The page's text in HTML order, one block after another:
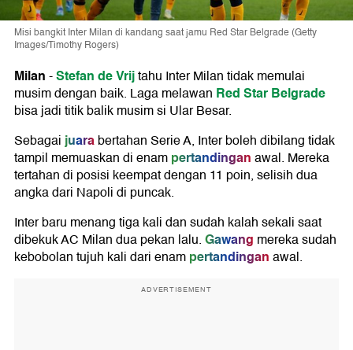
Misi bangkit Inter Milan di kandang saat jamu Red Star Belgrade (Getty
Images/Timothy Rogers)
Milan-Stefan de Vrijtahu Inter Milan tidak memulai
musim dengan baik. Laga melawan Red Star Belgrade
bisa jadi titik balik musim si Ular Besar.
Sebagaijuarabertahan Serie A, Inter boleh dibilang tidak
tampil memuaskan di enampertandinganawal. Mereka
tertahan di posisi keempat dengan 11 poin, selisih dua
angka dari Napoli di puncak.
Inter baru menang tiga kali dan sudah kalah sekali saat
dibekuk AC Milan dua pekan lalu.Gawang mereka sudah
kebobolan tujuh kali dari enampertandinganawal.
ADVERTISEMENT